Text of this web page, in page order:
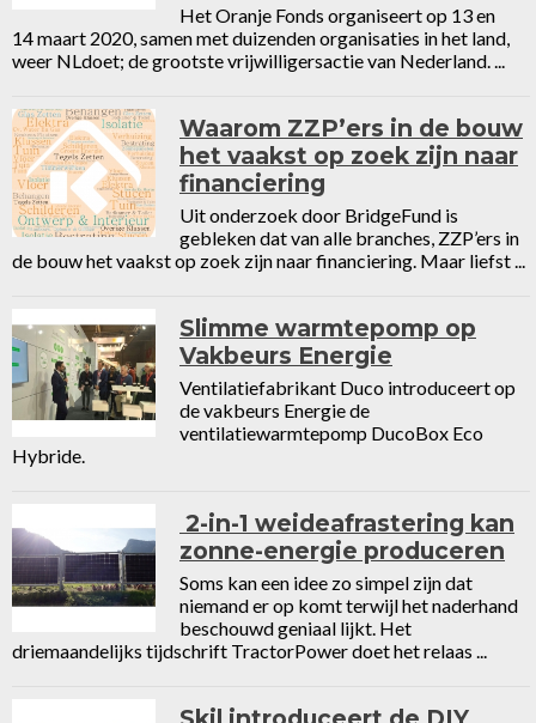
Het Oranje Fonds organiseert op 13 en
14 maart 2020, samen met duizenden organisaties in het land,
weer NLdoet; de grootste vrijwilligersactie van Nederland. ...
Waarom ZZP’ers in de bouw
het vaakst op zoek zijn naar
financiering
Uit onderzoek door BridgeFund is
gebleken dat van alle branches, ZZP’ers in
de bouw het vaakst op zoek zijn naar financiering. Maar liefst ...
Slimme warmtepomp op
Vakbeurs Energie
Ventilatiefabrikant Duco introduceert op
de vakbeurs Energie de
ventilatiewarmtepomp DucoBox Eco
Hybride.
2-in-1 weideafrastering kan
zonne-energie produceren
Soms kan een idee zo simpel zijn dat
niemand er op komt terwijl het naderhand
beschouwd geniaal lijkt. Het
driemaandelijks tijdschrift TractorPower doet het relaas ...